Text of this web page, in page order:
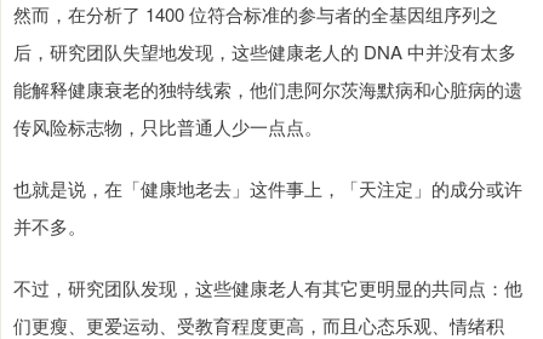
然而，在分析了 1400 位符合标准的参与者的全基因组序列之
后，研究团队失望地发现，这些健康老人的 DNA 中并没有太多
能解释健康衰老的独特线索，他们患阿尔茨海默病和心脏病的遗
传风险标志物，只比普通人少一点点。
也就是说，在「健康地老去」这件事上，「天注定」的成分或许
并不多。
不过，研究团队发现，这些健康老人有其它更明显的共同点：他
们更瘦、更爱运动、受教育程度更高，而且心态乐观、情绪积